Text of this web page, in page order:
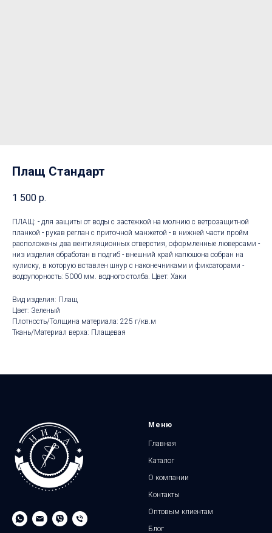
Плащ Стандарт
1 500 р.
ПЛАЩ: - для защиты от воды с застежкой на молнию с ветрозащитной
планкой - рукав реглан с приточной манжетой - в нижней части пройм
расположены два вентиляционных отверстия, оформленные люверсами -
низ изделия обработан в подгиб - внешний край капюшона собран на
кулиску, в которую вставлен шнур с наконечниками и фиксаторами -
водоупорность: 5000 мм. водного столба. Цвет: Хаки
Вид изделия: Плащ
Цвет: Зеленый
Плотность/Толщина материала: 225 г/кв.м
Ткань/Материал верха: Плащевая
Меню
Главная
Каталог
О компании
Контакты
Оптовым клиентам
Блог